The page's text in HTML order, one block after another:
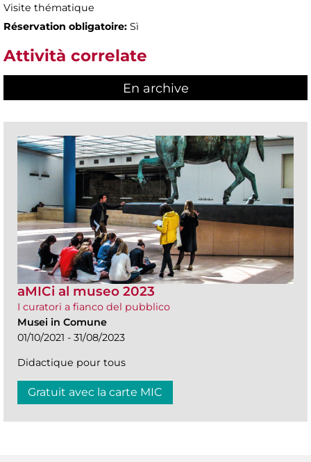
Visite thématique
Réservation obligatoire: Sì
Attività correlate
En archive
aMICi al museo 2023
I curatori a fianco del pubblico
Musei in Comune
01/10/2021 - 31/08/2023
Didactique pour tous
Gratuit avec la carte MIC